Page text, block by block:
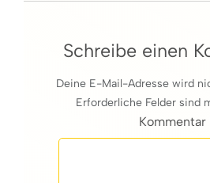
Schreibe einen
Deine E-Mail-Adresse wird
Erforderliche Felder sind
Kommentar